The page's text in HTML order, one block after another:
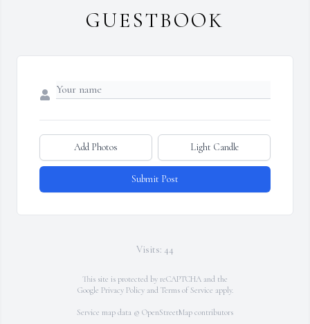
GUESTBOOK
Add Photos Light Candle
Submit Post
Visits: 44
This site is protected by reCAPTCHA and the
Google Privacy Policyand Terms of Service apply.
Service map data © OpenStreetMap contributors